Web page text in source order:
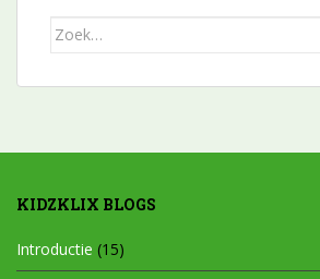
Zoek
KIDZKLIX BLOGS
Introductie (15)